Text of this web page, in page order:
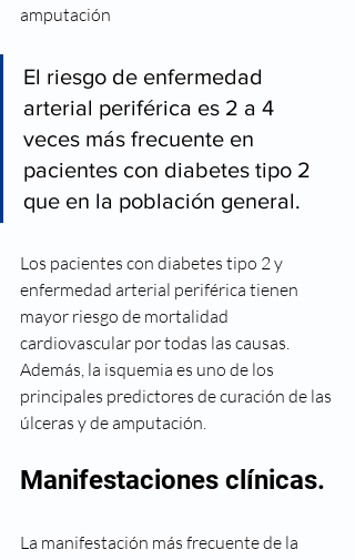
amputación
El riesgo de enfermedad
arterial periférica es 2 a 4
veces más frecuente en
pacientes con diabetes tipo 2
que en la población general.
Los pacientes con diabetes tipo 2 y
enfermedad arterial periférica tienen
mayor riesgo de mortalidad
cardiovascular por todas las causas.
Además, la isquemia es uno de los
principales predictores de curación de las
úlceras y de amputación.
Manifestaciones clínicas.
La manifestación más frecuente de la